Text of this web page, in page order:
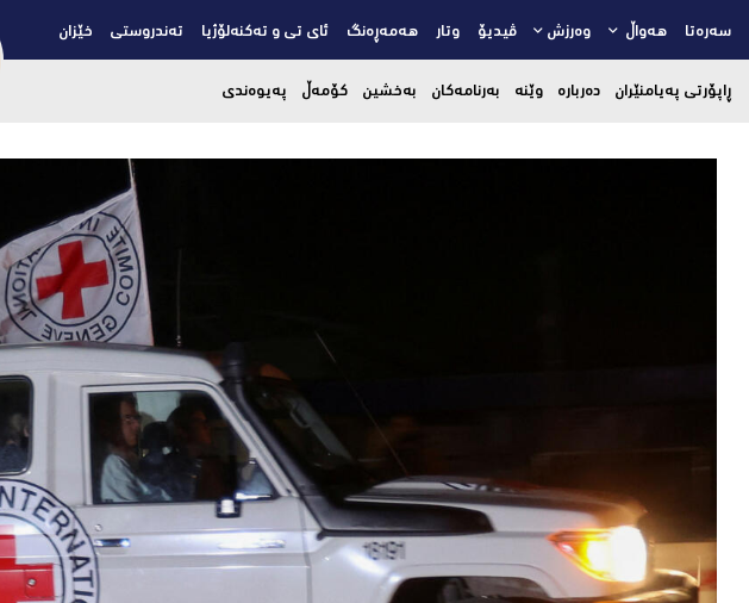
سەرەتا هەواڵ وەرزش ڤیدیۆ وتار هەمەڕەنگ ئای تی و تەکنەلۆژیا تەندروستی خێزان
ڕاپۆرتی پەیامنێران دەربارە وێنە بەرنامەکان بەخشین کۆمەڵ پەیوەندی